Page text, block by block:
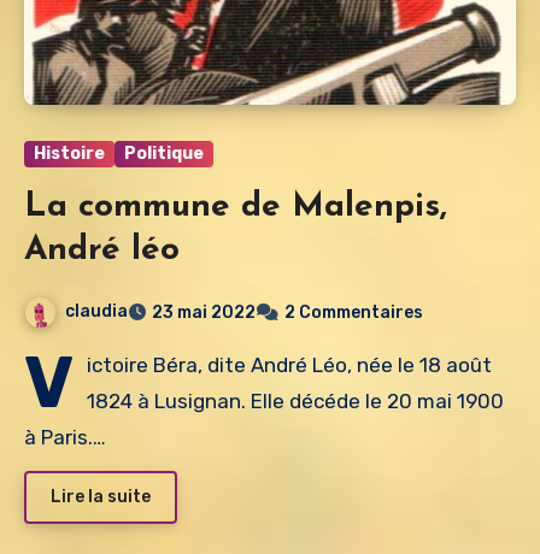
Histoire Politique
La commune de Malenpis,
André léo
claudia 23 mai 2022 2 Commentaires
V
ictoire Béra, dite André Léo, née le 18 août
1824 à Lusignan. Elle décéde le 20 mai 1900
à Paris.…
Lire la suite